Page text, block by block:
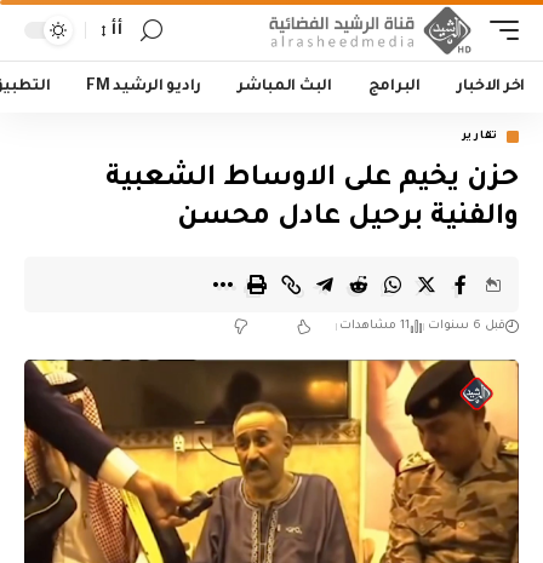
أأ
اخر الاخبار البرامج البث المباشر راديو الرشيد FM
تقارير
حزن يخيم على الاوساط الشعبية
والفنية برحيل عادل محسن
قبل 6 سنوات 11 مشاهدات